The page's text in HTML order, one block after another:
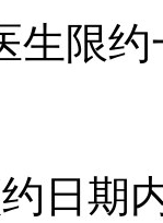
生限
日期